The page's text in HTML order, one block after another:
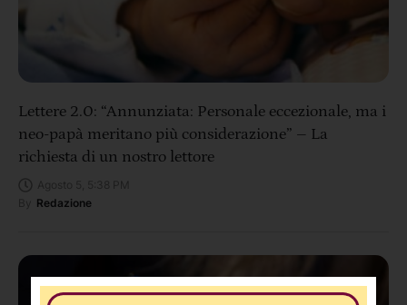
Lettere 2.0: “Annunziata: Personale eccezionale, ma i
neo-papà meritano più considerazione” – La
richiesta di un nostro lettore
Redazione